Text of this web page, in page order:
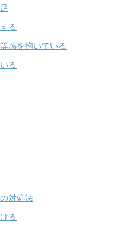
る
感を抱いている
る
対処法
る